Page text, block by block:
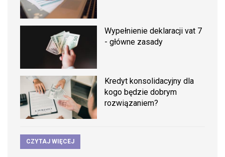
Wypełnienie deklaracji vat 7
- główne zasady
Kredyt konsolidacyjny dla
kogo będzie dobrym
rozwiązaniem?
CZYTAJ WIĘCEJ